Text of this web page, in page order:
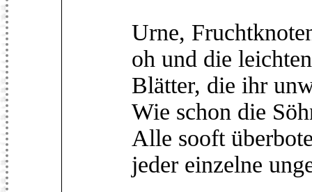
Urne,
oh und die
Blätter, die ihr
Wie schon die
Alle sooft
jeder einzelne